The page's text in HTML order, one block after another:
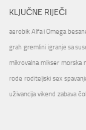
KLJUČNE RIJEČI
aerobik Alfa i Omega
grah gremlini igranje sa
mikrovalna mikser morska
rode roditeljski sex
uživancija vikend zabava